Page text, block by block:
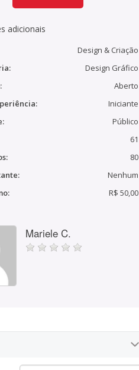
adicionais
Design & Criação
Design Gráfico
Aberto
Iniciante
Público
61
80
Nenhum
R$ 50,00
Mariele C.